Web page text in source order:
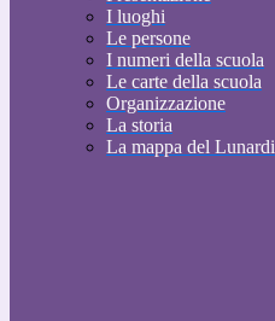
I luoghi
Le persone
I numeri della scuola
Le carte della scuola
Organizzazione
La storia
La mappa del Lunardi